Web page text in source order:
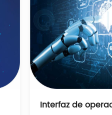
Interfaz de